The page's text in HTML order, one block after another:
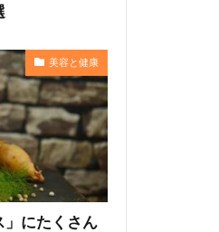
美容と健康
」にたくさん